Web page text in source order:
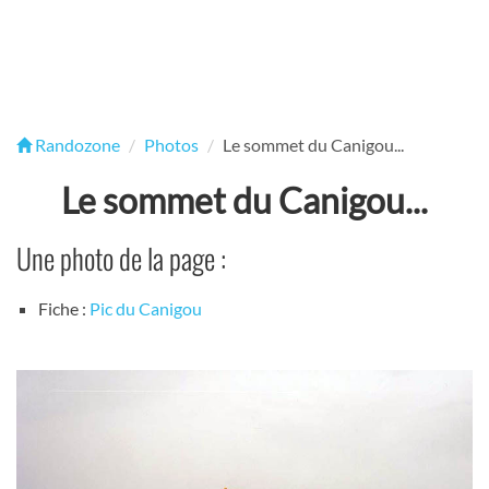
Randozone Photos Le sommet du Canigou...
Le sommet du Canigou...
Une photo de la page :
Fiche : Pic du Canigou